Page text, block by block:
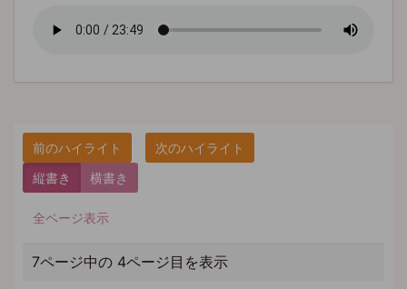
縦書き 横書き
全ページ表示
7ページ中の 4ページ目を表示